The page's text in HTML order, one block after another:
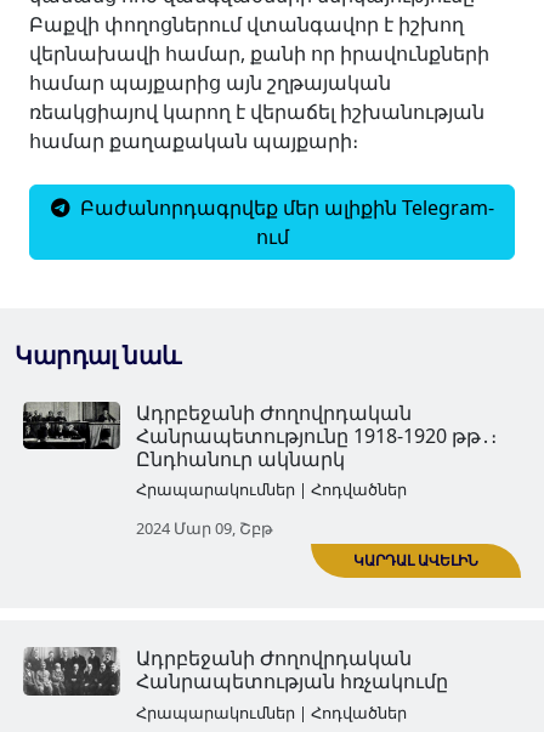
Կարդալ նաև
Բաքվի փողոցներում վտանգավոր է իշխող
վերնախավի համար, քանի որ իրավունքների
համար պայքարից այն շղթայական
ռեակցիայով կարող է վերաճել իշխանության
համար քաղաքական պայքարի։
Բաժանորդագրվեք մեր ալիքին Telegram-
ում